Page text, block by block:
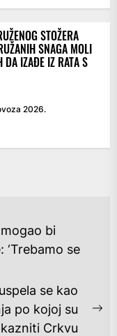
STOŽERA
SNAGA MOLI
DA IZAĐE IZ RATA S
2026.
bi
se
se kao
po kojoj su
Crkvu